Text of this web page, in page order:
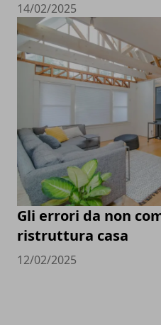
14/02/2025
Gli errori da non
ristruttura casa
12/02/2025